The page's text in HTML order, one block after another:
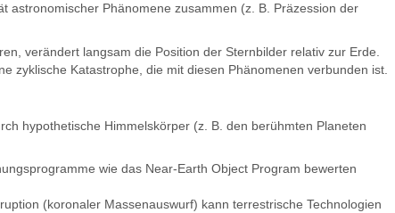
astronomischer Phänomene zusammen (z. B. Präzession der
verändert langsam die Position der Sternbilder relativ zur Erde.
zyklische Katastrophe, die mit diesen Phänomenen verbunden ist.
hypothetische Himmelskörper (z. B. den berühmten Planeten
wie das Near-Earth Object Program bewerten
(koronaler Massenauswurf) kann terrestrische Technologien